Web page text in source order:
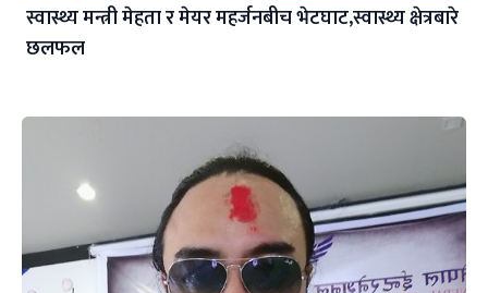
स्वास्थ्य मन्त्री मेहता र मेयर महर्जनबीच भेटघाट,स्वास्थ्य क्षेत्रबारे
छलफल